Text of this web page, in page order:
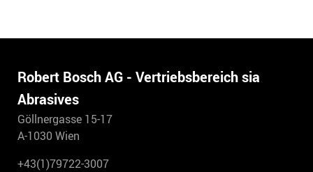
Robert Bosch AG - Vertriebsbereich sia
Abrasives
Göllnergasse 15-17
A-1030 Wien
+43(1)79722-3007